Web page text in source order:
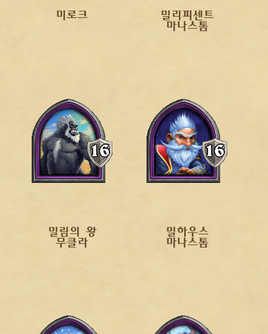
미로크
밀리피센트
마나스톰
밀림의 왕
무클라
밀하우스
마나스톰